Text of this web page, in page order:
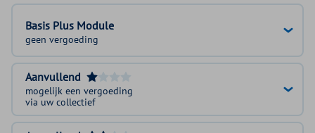
Basis Plus Module
geen vergoeding
Aanvullend
mogelijk een vergoeding
via uw collectief